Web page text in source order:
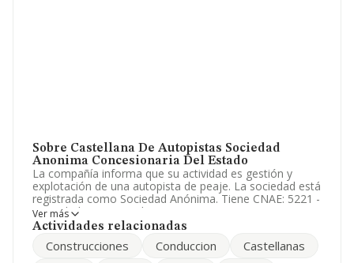
Sobre Castellana De Autopistas Sociedad
Anonima Concesionaria Del Estado
La compañía informa que su actividad es gestión y
explotación de una autopista de peaje. La sociedad está
registrada como Sociedad Anónima. Tiene CNAE: 5221 -
'Actividades anexas al transporte terrestre'. La
compañía no tiene actividad en mercados exteriores.
La información presente en la base de datos de
Ver más
Actividades relacionadas
Construcciones Conduccion
Castellanas